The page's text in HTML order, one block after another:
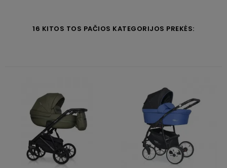
16 KITOS TOS PAČIOS KATEGORIJOS PREKĖS: